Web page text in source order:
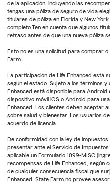
de la aplicación, incluyendo las
tengas una póliza de seguro de vida
titulares de póliza en Florida y New
completo.Ten en cuenta que algunos
retraso antes de que una nueva póliza
Esto no es una solicitud para comprar
Farm.
La participación de Life Enhanced está
según el estado. Sujeto a los términos y
Enhanced está disponible para
dispositivo móvil iOS o Android para
Enhanced. Los clientes deben aceptar
sobre salud y bienestar. Los usuarios
acuerdo de licencia.
De conformidad con la ley de
presentar ante el Servicio de
aplicable un Formulario 1099-MISC
recompensas de Life Enhanced, según
de cualquier consecuencia fiscal que
Enhanced. State Farm no provee